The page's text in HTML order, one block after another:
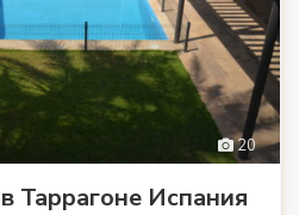
20
Таррагоне Испания